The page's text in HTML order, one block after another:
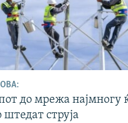
до мрежа најмногу
струја